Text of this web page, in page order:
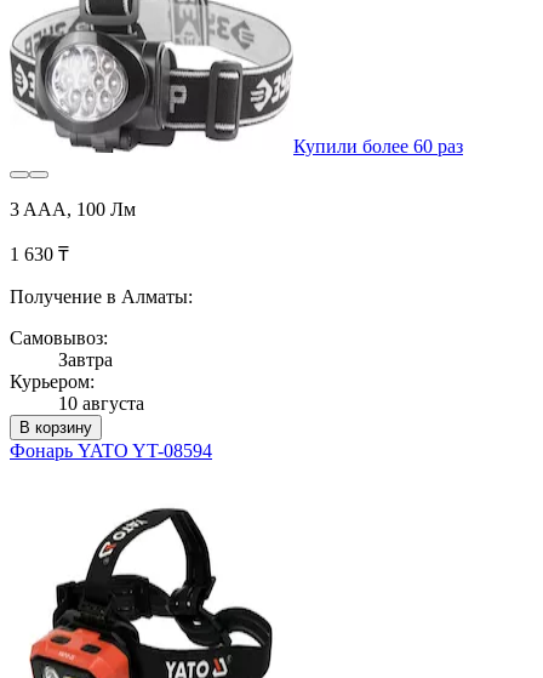
Купили более 60 раз
3 AAA, 100 Лм
1 630 ₸
Получение в Алматы:
Самовывоз:
Завтра
Курьером:
10 августа
В корзину
Фонарь YATO YT-08594